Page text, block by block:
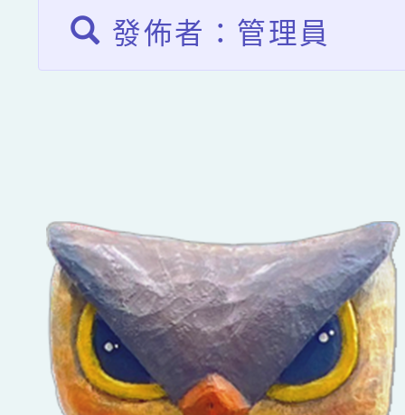
發佈者：管理員